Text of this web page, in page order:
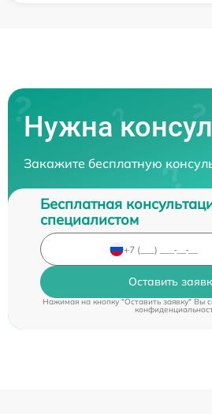
Нужна
Закажите бесплатную
Бесплатная
специалистом
Оставить
Нажимая на кнопку "Оставить заявку" Вы